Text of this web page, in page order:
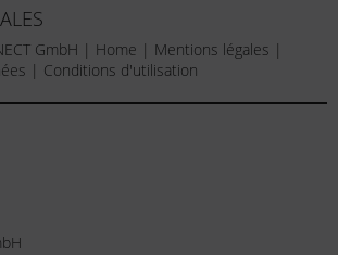
GmbH | Home | Mentions légales |
| Conditions d'utilisation